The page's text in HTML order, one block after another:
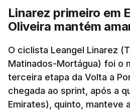
Linarez primeiro em
Oliveira mantém
O ciclista Leangel Linarez
Matinados-Mortágua) foi o
terceira etapa da Volta a
chegada ao sprint, após a
Emirates), quinto, manteve